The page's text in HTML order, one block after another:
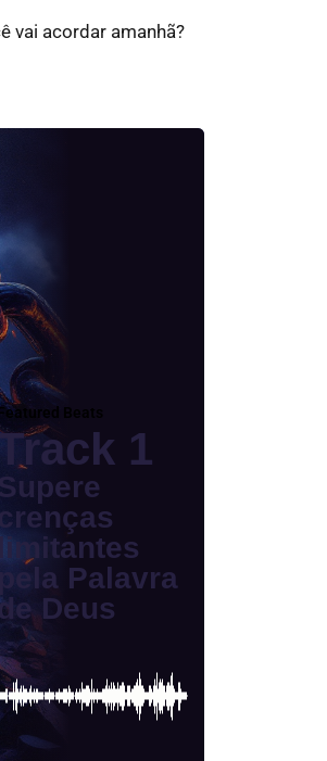
vai acordar amanhã?
Beats
1
Supere
crenças
pela Palavra
Deus